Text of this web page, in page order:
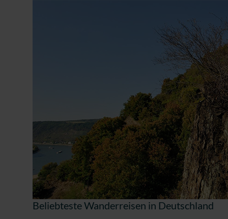
Beliebteste Wanderreisen in Deutschland